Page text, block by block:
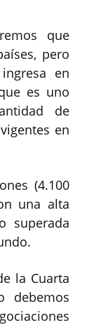
que
pero
en
es uno
de
en
(4.100
una alta
superada
la Cuarta
debemos